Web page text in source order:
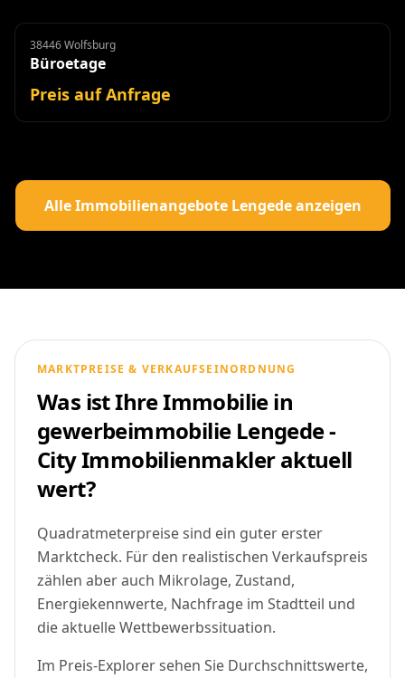
Büroetage Miete
38446 Wolfsburg
Büroetage
Preis auf Anfrage
Alle Immobilienangebote Lengede anzeigen
MARKTPREISE & VERKAUFSEINORDNUNG
Was ist Ihre Immobilie in
gewerbeimmobilie Lengede -
City Immobilienmakler aktuell
wert?
Quadratmeterpreise sind ein guter erster
Marktcheck. Für den realistischen Verkaufspreis
zählen aber auch Mikrolage, Zustand,
Energiekennwerte, Nachfrage im Stadtteil und
die aktuelle Wettbewerbssituation.
Im Preis-Explorer sehen Sie Durchschnittswerte,